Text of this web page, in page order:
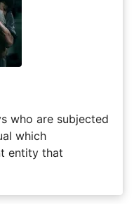
who are subjected
which
entity that